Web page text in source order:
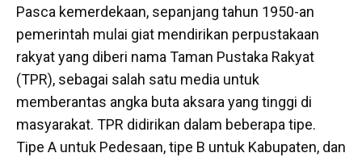
Pasca kemerdekaan, sepanjang tahun 1950-an
pemerintah mulai giat mendirikan perpustakaan
rakyat yang diberi nama Taman Pustaka Rakyat
(TPR), sebagai salah satu media untuk
memberantas angka buta aksara yang tinggi di
masyarakat. TPR didirikan dalam beberapa tipe.
Tipe A untuk Pedesaan, tipe B untuk Kabupaten, dan